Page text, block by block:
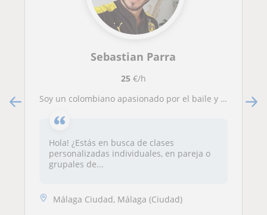
Sebastian Parra
25€/h
Soy un colombiano apasionado por el baile y la conexión que se puede generar con las personas. Como latino, el baile siempre estuv
Hola! ¿Estás en busca de clases
personalizadas individuales, en pareja o
grupales de...
Málaga Ciudad, Málaga (Ciudad)